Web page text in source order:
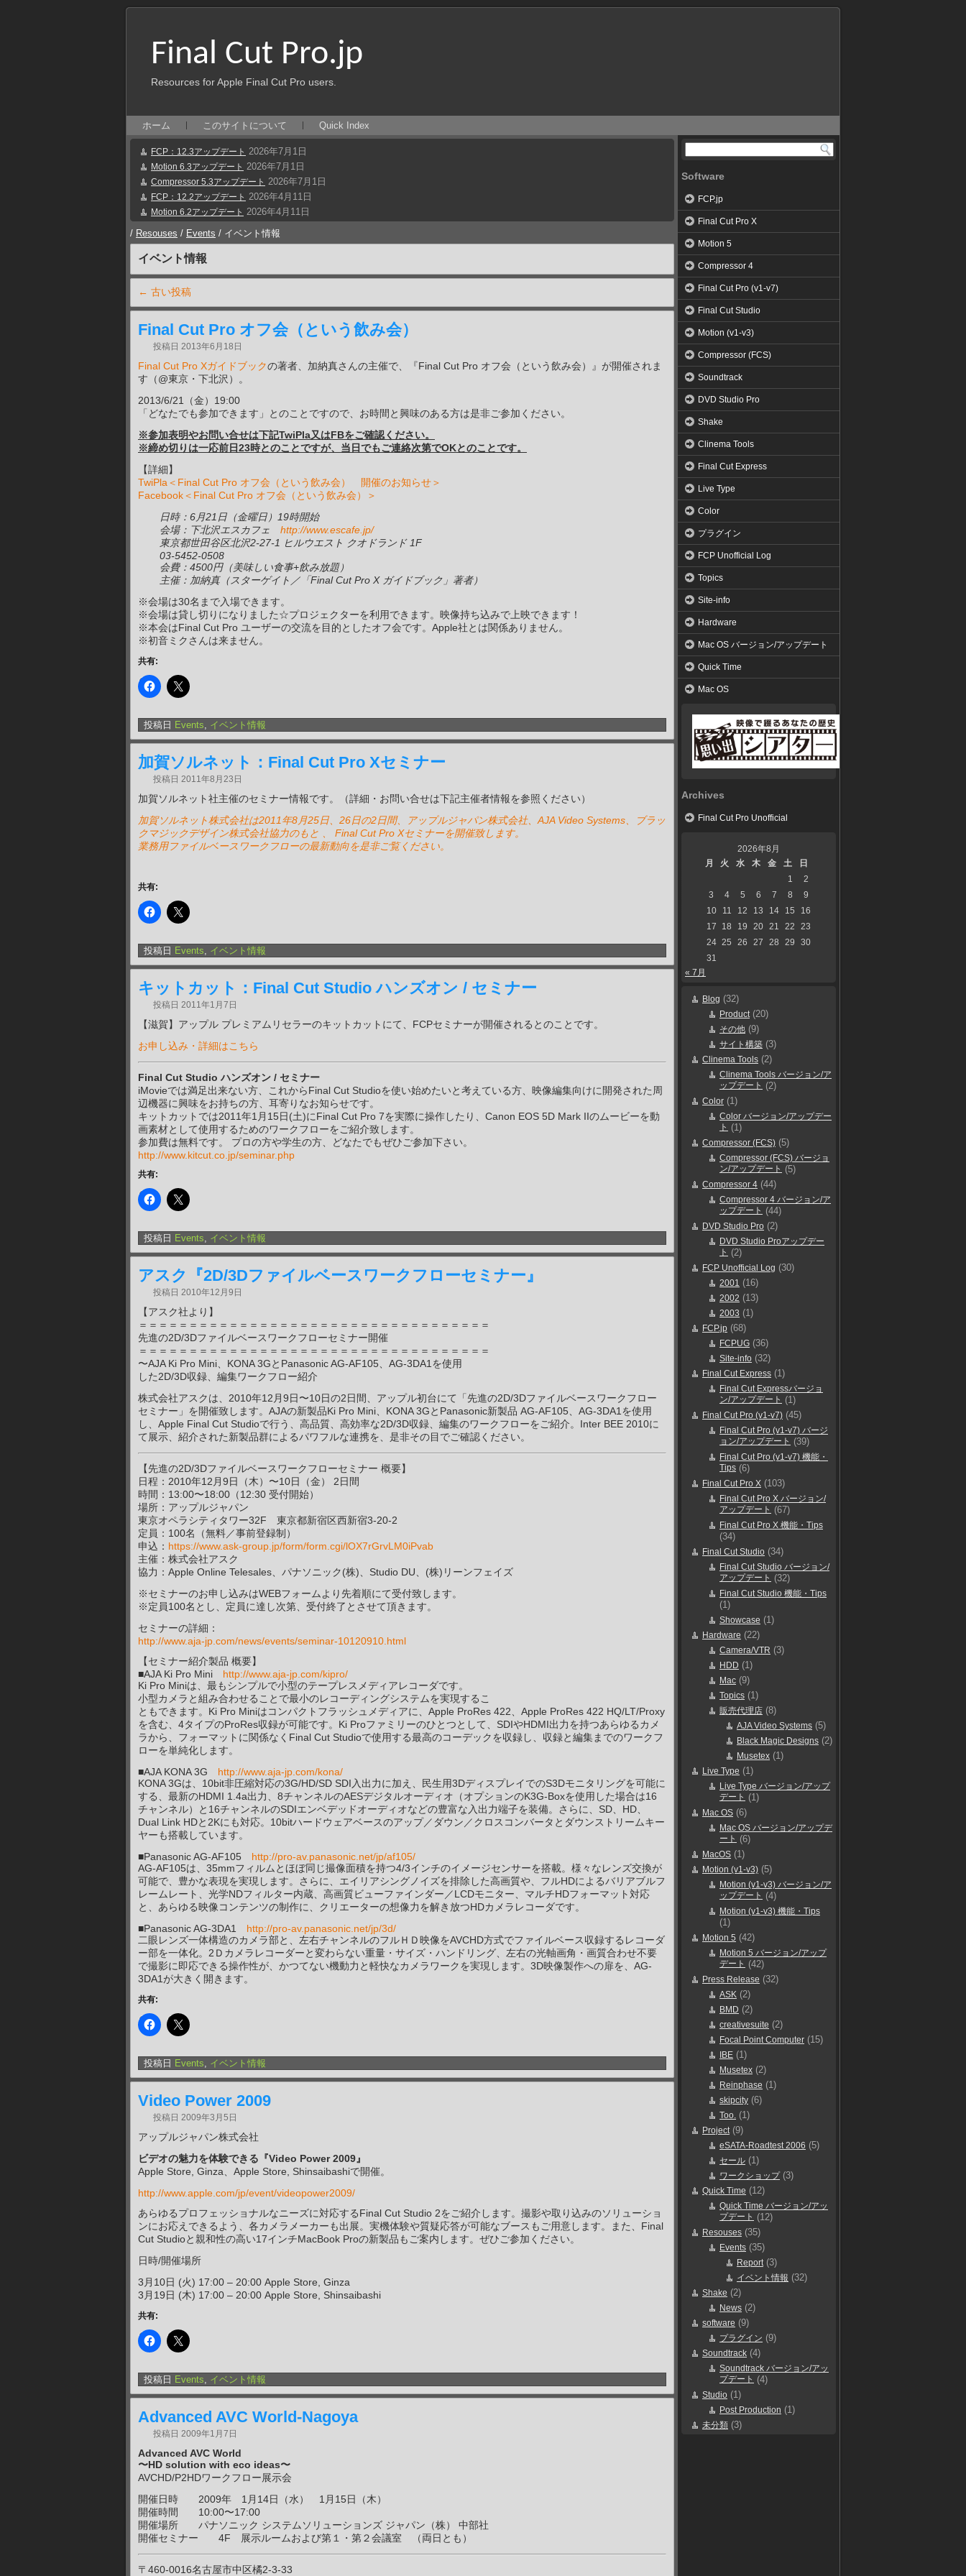
Final Cut Pro.jp
Resources for Apple Final Cut Pro users.
ホーム このサイトについて Quick Index
FCP：12.3アップデート 2026年7月1日
Motion 6.3アップデート 2026年7月1日
Compressor 5.3アップデート 2026年7月1日
FCP：12.2アップデート 2026年4月11日
Motion 6.2アップデート 2026年4月11日
/ Resouses / Events / イベント情報
イベント情報
← 古い投稿
Final Cut Pro オフ会（という飲み会）
投稿日 2013年6月18日
Final Cut Pro Xガイドブックの著者、加納真さんの主催で、『Final Cut Pro オフ会（という飲み会）』が開催されま
す（@東京・下北沢）。
2013/6/21（金）19:00
「どなたでも参加できます」とのことですので、お時間と興味のある方は是非ご参加ください。
※参加表明やお問い合せは下記TwiPla又はFBをご確認ください。
※締め切りは一応前日23時とのことですが、当日でもご連絡次第でOKとのことです。
【詳細】
TwiPla＜Final Cut Pro オフ会（という飲み会） 開催のお知らせ＞
Facebook＜Final Cut Pro オフ会（という飲み会）＞
日時：6月21日（金曜日）19時開始
会場：下北沢エスカフェ http://www.escafe.jp/
東京都世田谷区北沢2-27-1 ヒルウエスト クオドランド 1F
03-5452-0508
会費：4500円（美味しい食事+飲み放題）
主催：加納真（スターゲイト／「Final Cut Pro X ガイドブック」著者）
※会場は30名まで入場できます。
※会場は貸し切りになりました☆プロジェクターを利用できます。映像持ち込みで上映できます！
※本会はFinal Cut Pro ユーザーの交流を目的としたオフ会です。Apple社とは関係ありません。
※初音ミクさんは来ません。
共有:
投稿日 Events, イベント情報
加賀ソルネット：Final Cut Pro Xセミナー
投稿日 2011年8月23日
加賀ソルネット社主催のセミナー情報です。（詳細・お問い合せは下記主催者情報を参照ください）
加賀ソルネット株式会社は2011年8月25日、26日の2日間、アップルジャパン株式会社、AJA Video Systems、ブラッ
クマジックデザイン株式会社協力のもと 、 Final Cut Pro Xセミナーを開催致します。
業務用ファイルベースワークフローの最新動向を是非ご覧ください。
共有:
投稿日 Events, イベント情報
キットカット：Final Cut Studio ハンズオン / セミナー
投稿日 2011年1月7日
【滋賀】アップル プレミアムリセラーのキットカットにて、FCPセミナーが開催されるとのことです。
お申し込み・詳細はこちら
Final Cut Studio ハンズオン / セミナー
iMovieでは満足出来ない方、これからFinal Cut Studioを使い始めたいと考えている方、映像編集向けに開発された周
辺機器に興味をお持ちの方、耳寄りなお知らせです。
キットカットでは2011年1月15日(土)にFinal Cut Pro 7を実際に操作したり、Canon EOS 5D Mark IIのムービーを動
画素材として使用するためのワークフローをご紹介致します。
参加費は無料です。 プロの方や学生の方、どなたでもぜひご参加下さい。
http://www.kitcut.co.jp/seminar.php
共有:
投稿日 Events, イベント情報
アスク『2D/3Dファイルベースワークフローセミナー』
投稿日 2010年12月9日
【アスク社より】
＝＝＝＝＝＝＝＝＝＝＝＝＝＝＝＝＝＝＝＝＝＝＝＝＝＝＝＝＝＝＝＝＝＝＝
先進の2D/3Dファイルベースワークフローセミナー開催
＝＝＝＝＝＝＝＝＝＝＝＝＝＝＝＝＝＝＝＝＝＝＝＝＝＝＝＝＝＝＝＝＝＝＝
〜AJA Ki Pro Mini、KONA 3GとPanasonic AG-AF105、AG-3DA1を使用
した2D/3D収録、編集ワークフロー紹介
株式会社アスクは、2010年12月9日〜10日の2日間、アップル初台にて「先進の2D/3Dファイルベースワークフロー
セミナー」を開催致します。AJAの新製品Ki Pro Mini、KONA 3GとPanasonic新製品 AG-AF105、AG-3DA1を使用
し、Apple Final Cut Studioで行う、高品質、高効率な2D/3D収録、編集のワークフローをご紹介。Inter BEE 2010に
て展示、紹介された新製品群によるパワフルな連携を、是非その目でご確認ください。
【先進の2D/3Dファイルベースワークフローセミナー 概要】
日程：2010年12月9日（木）〜10日（金） 2日間
時間：13:00〜18:00（12:30 受付開始）
場所：アップルジャパン
東京オペラシティタワー32F 東京都新宿区西新宿3-20-2
定員：100名（無料／事前登録制）
申込： https://www.ask-group.jp/form/form.cgi/lOX7rGrvLM0iPvab
主催：株式会社アスク
協力：Apple Online Telesales、パナソニック(株)、Studio DU、(株)リーンフェイズ
※セミナーのお申し込みはWEBフォームより先着順にて受付致します。
※定員100名とし、定員に達し次第、受付終了とさせて頂きます。
セミナーの詳細：
http://www.aja-jp.com/news/events/seminar-10120910.html
【セミナー紹介製品 概要】
■AJA Ki Pro Mini http://www.aja-jp.com/kipro/
Ki Pro Miniは、最もシンプルで小型のテープレスメディアレコーダです。
小型カメラと組み合わせることで最小のレコーディングシステムを実現するこ
ともできます。Ki Pro Miniはコンパクトフラッシュメディアに、Apple ProRes 422、Apple ProRes 422 HQ/LT/Proxy
を含む、4タイプのProRes収録が可能です。Ki Proファミリーのひとつとして、SDIやHDMI出力を持つあらゆるカメ
ラから、フォーマットに関係なくFinal Cut Studioで使用する最高のコーデックを収録し、収録と編集までのワークフ
ローを単純化します。
■AJA KONA 3G http://www.aja-jp.com/kona/
KONA 3Gは、10bit非圧縮対応の3G/HD/SD SDI入出力に加え、民生用3DディスプレイでのS3Dモニタリングを可能に
する、最新のHDMI 1.4a出力、8チャンネルのAESデジタルオーディオ（オプションのK3G-Boxを使用した場合は16
チャンネル）と16チャンネルのSDIエンベデッドオーディオなどの豊富な入出力端子を装備。さらに、SD、HD、
Dual Link HDと2Kにも対応。10bitハードウェアベースのアップ／ダウン／クロスコンバータとダウンストリームキー
ヤーも搭載しています。
■Panasonic AG-AF105 http://pro-av.panasonic.net/jp/af105/
AG-AF105は、35mmフィルムとほぼ同じ撮像面積を持つ4/3インチのイメージセンサーを搭載。様々なレンズ交換が
可能で、豊かな表現を実現します。さらに、エイリアシングノイズを排除した高画質や、フルHDによるバリアブルフ
レームレート、光学NDフィルター内蔵、高画質ビューファインダー／LCDモニター、マルチHDフォーマット対応
と、あらゆる映像コンテンツの制作に、クリエーターの想像力を解き放つHDカメラレコーダです。
■Panasonic AG-3DA1 http://pro-av.panasonic.net/jp/3d/
二眼レンズ一体構造のカメラ部と、左右チャンネルのフルＨＤ映像をAVCHD方式でファイルベース収録するレコーダ
ー部を一体化。2Ｄカメラレコーダーと変わらない重量・サイズ・ハンドリング、左右の光軸画角・画質合わせ不要
で撮影に即応できる操作性が、かつてない機動力と軽快なカメラワークを実現します。3D映像製作への扉を、AG-
3DA1が大きく開きます。
共有:
投稿日 Events, イベント情報
Video Power 2009
投稿日 2009年3月5日
アップルジャパン株式会社
ビデオの魅力を体験できる『Video Power 2009』
Apple Store, Ginza、Apple Store, Shinsaibashiで開催。
http://www.apple.com/jp/event/videopower2009/
あらゆるプロフェッショナルなニーズに対応するFinal Cut Studio 2をご紹介します。撮影や取り込みのソリューショ
ンにお応えできるよう、各カメラメーカーも出展。実機体験や質疑応答が可能なブースもご用意します。また、Final
Cut Studioと親和性の高い17インチMacBook Proの新製品もご案内します。ぜひご参加ください。
日時/開催場所
3月10日 (火) 17:00 – 20:00 Apple Store, Ginza
3月19日 (木) 17:00 – 20:00 Apple Store, Shinsaibashi
共有:
投稿日 Events, イベント情報
Advanced AVC World-Nagoya
投稿日 2009年1月7日
Advanced AVC World
〜HD solution with eco ideas〜
AVCHD/P2HDワークフロー展示会
開催日時 2009年 1月14日（水） 1月15日（木）
開催時間 10:00〜17:00
開催場所 パナソニック システムソリューションズ ジャパン（株） 中部社
開催セミナー 4F 展示ルームおよび第１・第２会議室 （両日とも）
〒460-0016名古屋市中区橘2-3-33
Software
FCP.jp
Final Cut Pro X
Motion 5
Compressor 4
Final Cut Pro (v1-v7)
Final Cut Studio
Motion (v1-v3)
Compressor (FCS)
Soundtrack
DVD Studio Pro
Shake
Clinema Tools
Final Cut Express
Live Type
Color
プラグイン
FCP Unofficial Log
Topics
Site-info
Hardware
Mac OS バージョン/アップデート
Quick Time
Mac OS
Archives
Final Cut Pro Unofficial
2026年8月
月
火 水 木 金 土
日
1
2
3
4 5 6 7 8
9
10
11 12 13 14 15
16
17
18 19 20 21 22
23
24 25 26 27 28 29
30
31
« 7月
Blog (32)
Product(20)
その他 (9)
サイト構築 (3)
Clinema Tools (2)
Clinema Tools バージョン/ア
ップデート (2)
Color (1)
Color バージョン/アップデー
ト (1)
Compressor (FCS) (5)
Compressor (FCS) バージョ
ン/アップデート (5)
Compressor 4 (44)
Compressor 4 バージョン/ア
ップデート (44)
DVD Studio Pro (2)
DVD Studio Proアップデー
ト (2)
FCP Unofficial Log (30)
2001 (16)
2002 (13)
2003 (1)
FCP.jp (68)
FCPUG (36)
Site-info (32)
Final Cut Express (1)
Final Cut Expressバージョ
ン/アップデート (1)
Final Cut Pro (v1-v7) (45)
Final Cut Pro (v1-v7) バージ
ョン/アップデート (39)
Final Cut Pro (v1-v7) 機能・
Tips (6)
Final Cut Pro X (103)
Final Cut Pro X バージョン/
アップデート (67)
Final Cut Pro X 機能・Tips
(34)
Final Cut Studio (34)
Final Cut Studio バージョン/
アップデート (32)
Final Cut Studio 機能・Tips
(1)
Showcase (1)
Hardware (22)
Camera/VTR (3)
HDD (1)
Mac (9)
Topics (1)
販売代理店 (8)
AJA Video Systems (5)
Black Magic Designs (2)
Musetex (1)
Live Type (1)
Live Type バージョン/アップ
デート (1)
Mac OS (6)
Mac OS バージョン/アップデ
ート (6)
MacOS (1)
Motion (v1-v3) (5)
Motion (v1-v3) バージョン/ア
ップデート (4)
Motion (v1-v3) 機能・Tips
(1)
Motion 5 (42)
Motion 5 バージョン/アップ
デート (42)
Press Release (32)
ASK (2)
BMD (2)
creativesuite (2)
Focal Point Computer (15)
IBE (1)
Musetex (2)
Reinphase (1)
skipcity (6)
Too. (1)
Project(9)
eSATA-Roadtest 2006 (5)
セール (1)
ワークショップ(3)
Quick Time (12)
Quick Time バージョン/アッ
プデート (12)
Resouses (35)
Events (35)
Report(3)
イベント情報 (32)
Shake (2)
News (2)
software (9)
プラグイン (9)
Soundtrack (4)
Soundtrack バージョン/アッ
プデート (4)
Studio (1)
Post Production (1)
未分類 (3)